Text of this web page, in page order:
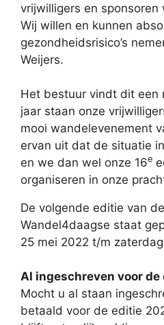
vrijwilligers en sponsoren
Wij willen en kunnen
gezondheidsrisico’s
Weijers.
Het bestuur vindt dit een
jaar staan onze
mooi wandelevenement
ervan uit dat de situatie
en we dan wel onze 16e
organiseren in onze
De volgende editie van
Wandel4daagse staat
25 mei 2022 t/m
Al ingeschreven voor
Mocht u al staan
betaald voor de editie